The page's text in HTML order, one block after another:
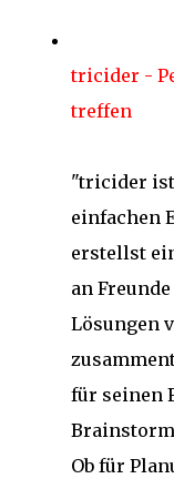
tricider -
treffen
"tricider
einfachen
erstellst
an
Lösungen
für seinen
Ob für